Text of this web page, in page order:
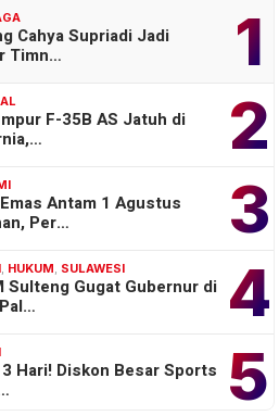
1
Cahya Supriadi Jadi
Timn…
2
F-35B AS Jatuh di
3
Antam 1 Agustus
Per…
4
HUKUM SULAWESI
Sulteng Gugat Gubernur di
5
Hari! Diskon Besar Sports